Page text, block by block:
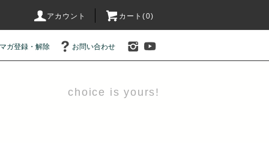
アカウント カート(0)
ガ登録・解除 お問い合わせ
choice is yours!